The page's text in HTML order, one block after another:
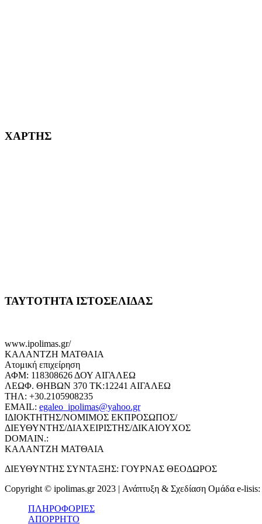
ΧΑΡΤΗΣ
ΤΑΥΤΟΤΗΤΑ ΙΣΤΟΣΕΛΙΔΑΣ
www.ipolimas.gr/
ΚΑΛΑΝΤΖΗ ΜΑΤΘΑΙΑ
Ατομική επιχείρηση
ΑΦΜ: 118308626 ΔΟΥ ΑΙΓΑΛΕΩ
ΛΕΩΦ. ΘΗΒΩΝ 370 ΤΚ:12241 ΑΙΓΑΛΕΩ
ΤΗΛ: +30.2105908235
EMAIL: egaleo_ipolimas@yahoo.gr
ΙΔΙΟΚΤΗΤΗΣ/ΝΟΜΙΜΟΣ ΕΚΠΡΟΣΩΠΟΣ/
ΔΙΕΥΘΥΝΤΗΣ/ΔΙΑΧΕΙΡΙΣΤΗΣ/ΔΙΚΑΙΟΥΧΟΣ
DOMAIN.:
ΚΑΛΑΝΤΖΗ ΜΑΤΘΑΙΑ
ΔΙΕΥΘΥΝΤΗΣ ΣΥΝΤΑΞΗΣ: ΓΟΥΡΝΑΣ ΘΕΟΔΩΡΟΣ
Copyright © ipolimas.gr 2023 | Ανάπτυξη & Σχεδίαση Ομάδα e-lisis:
ΠΛΗΡΟΦΟΡΙΕΣ
ΑΠΟΡΡΗΤΟ